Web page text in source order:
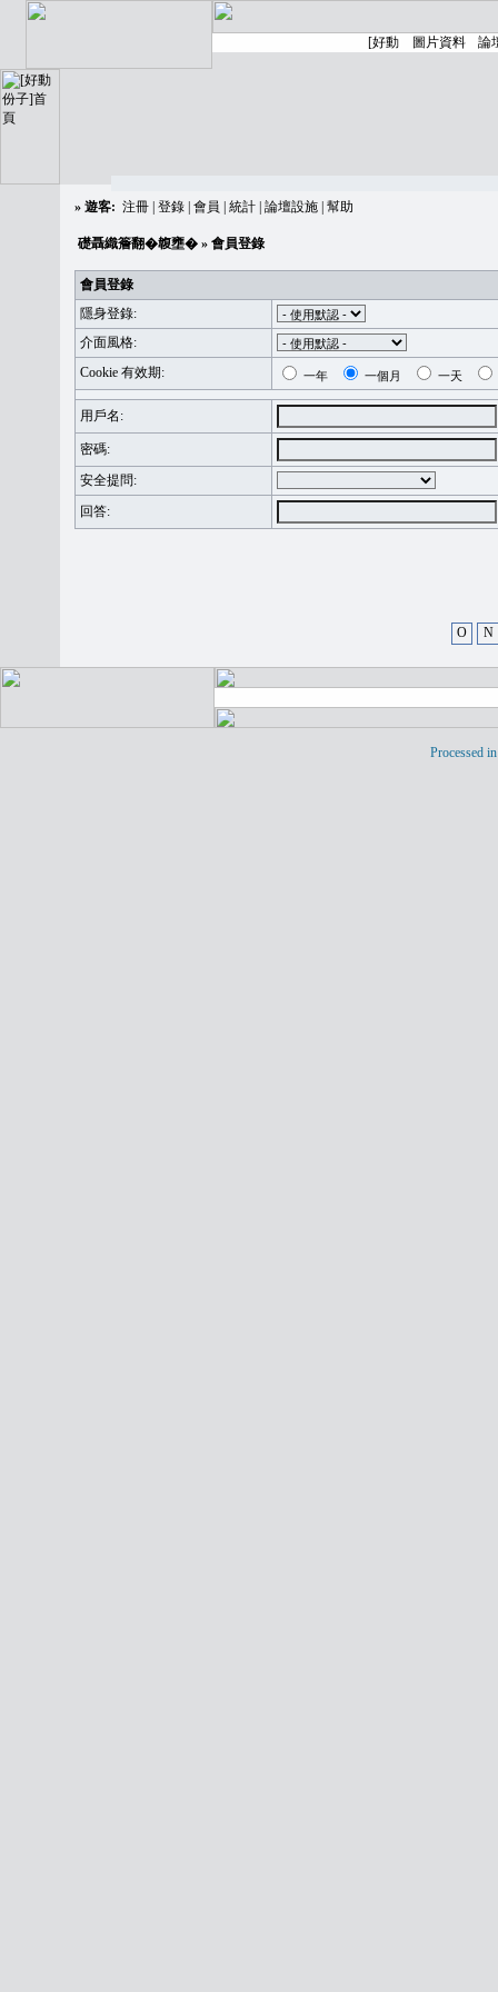
» 遊客: 注冊 登錄 會員 統計 論壇設施 幫助
礎聶織簷翻�䪖壅� » 會員登錄
會員登錄
隱身登錄:
介面風格:
Cookie 有效期:
一年 一個月 一天
用戶名:
密碼:
安全提問:
回答:
O N
Processed